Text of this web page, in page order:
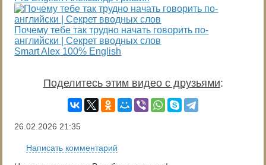
Почему тебе так трудно начать говорить по-
английски | Секрет вводных слов
Smart Alex 100% English
Поделитесь этим видео с друзьями:
26.02.2026 21:35
Написать комментарий